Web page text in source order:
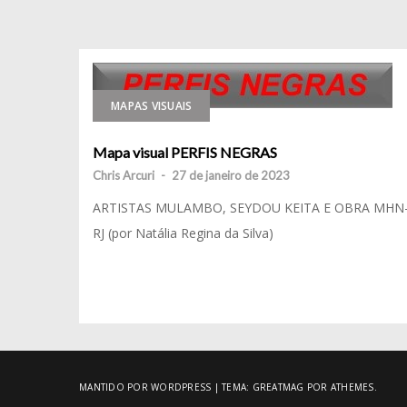
MAPAS VISUAIS
Mapa visual PERFIS NEGRAS
Chris Arcuri - 27 de janeiro de 2023
ARTISTAS MULAMBO, SEYDOU KEITA E OBRA
RJ (por Natália Regina da Silva)
MANTIDO POR WORDPRESS |TEMA: GREATMAG POR ATHEMES.